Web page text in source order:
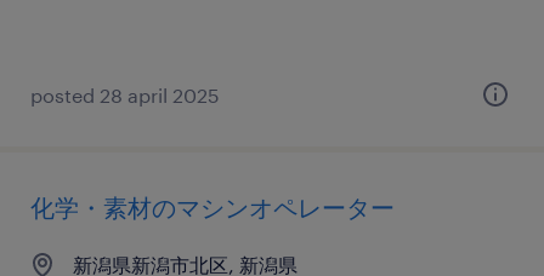
posted 28 april 2025
化学・素材のマシンオペレーター
新潟県新潟市北区, 新潟県